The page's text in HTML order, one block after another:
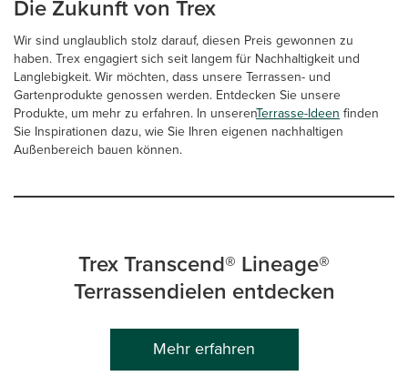
Die Zukunft von Trex
Wir sind unglaublich stolz darauf, diesen Preis gewonnen zu
haben. Trex engagiert sich seit langem für Nachhaltigkeit und
Langlebigkeit. Wir möchten, dass unsere Terrassen- und
Gartenprodukte genossen werden. Entdecken Sie unsere
Produkte, um mehr zu erfahren. In unserenTerrasse-Ideen finden
Sie Inspirationen dazu, wie Sie Ihren eigenen nachhaltigen
Außenbereich bauen können.
Trex Transcend® Lineage®
Terrassendielen entdecken
Mehr erfahren